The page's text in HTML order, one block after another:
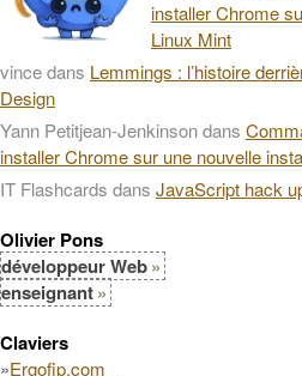
installer Chrome
Linux Mint
vincedans Lemmings : l’histoire
Design
Yann Petitjean-Jenkinsondans
installer Chrome sur une nouvelle
IT Flashcards dans JavaScript hack
Olivier Pons
développeur Web
enseignant
Claviers
»Ergofip.com